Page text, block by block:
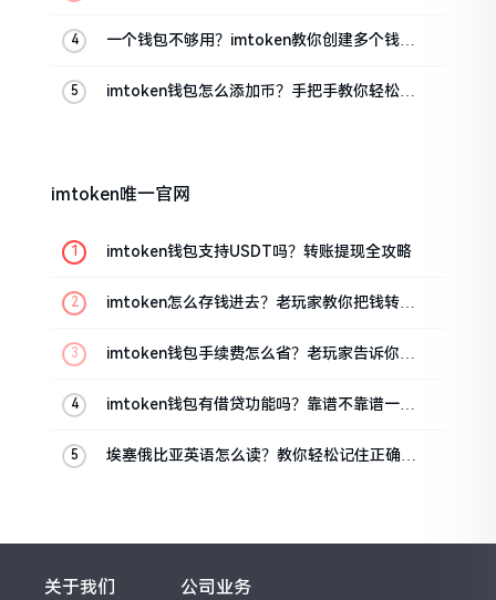
一个钱包不够用？imtoken教你创建多个钱包
imtoken钱包怎么添加币？手把手教你轻松搞
imtoken唯一官网
imtoken钱包支持USDT吗？转账提现全攻略
imtoken怎么存钱进去？老玩家教你把钱转进
imtoken钱包手续费怎么省？老玩家告诉你几
imtoken钱包有借贷功能吗？靠谱不靠谱一文
埃塞俄比亚英语怎么读？教你轻松记住正确发
关于我们 公司业务